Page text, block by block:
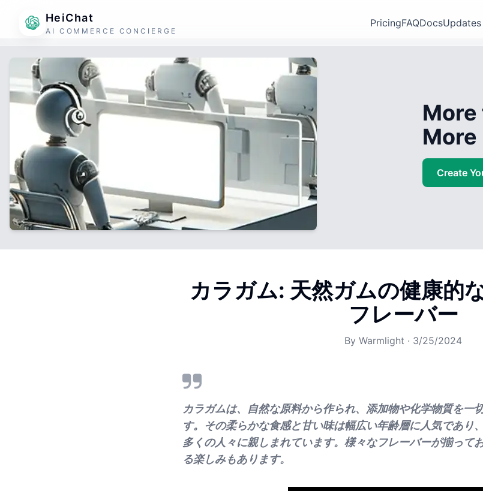
HeiChat
AI COMMERCE CONCIERGE
PricingFAQDocsUpdates
More
Create
カラガム: 天然ガムの健康的
フレーバー
By Warmlight · 3/25/2024
カラガムは、自然な原料から作られ、添加物や化学物質を一
す。その柔らかな食感と甘い味は幅広い年齢層に人気であり
多くの人々に親しまれています。様々なフレーバーが揃って
る楽しみもあります。